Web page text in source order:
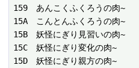
159　あんこくふくろうの肉~
15A　こんとんふくろうの肉~
15B　妖怪にぎり見習いの肉~
15C　妖怪にぎり変化の肉~
15D　妖怪にぎり親方の肉~